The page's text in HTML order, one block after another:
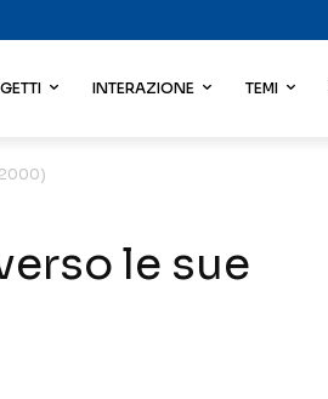
INTERAZIONE TEMI
le sue